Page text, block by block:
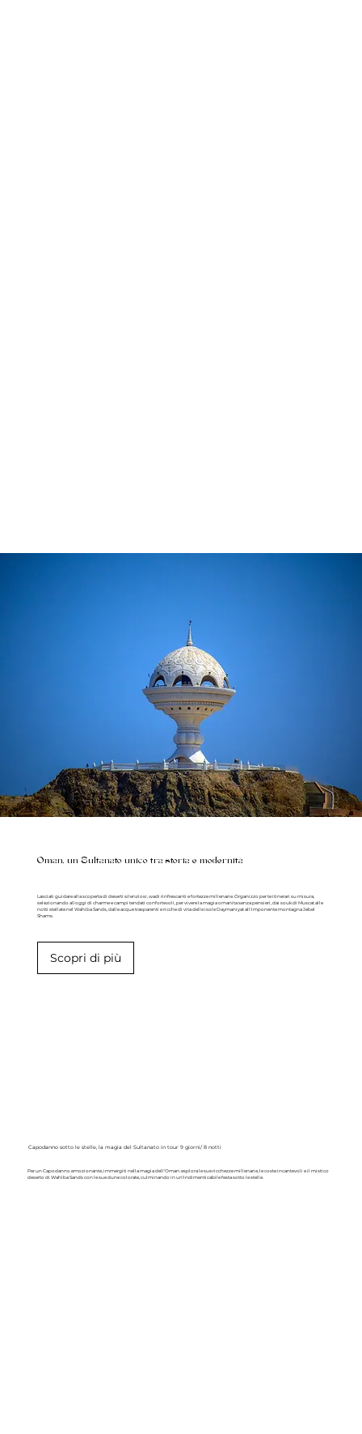
Oman, un Sultanato unico tra storia e modernità
Lasciati guidare alla scoperta di deserti silenziosi, wadi rinfrescanti e fortezze millenarie. Organizzo per te itinerari su misura,
selezionando alloggi di charme e campi tendati confortevoli, per vivere la magia omanita senza pensieri, dai souk di Muscat alle
notti stellate nel Wahiba Sands, dalle acque trasparenti e ricche di vita delle isole Daymaniyat all'imponente montagna Jebel
Shams.
Scopri di più
Per un Capodanno emozionante, immergiti nella magia dell'Oman: esplora le sue ricchezze millenarie, le coste incantevoli e il mistico
deserto di Wahiba Sands con le sue dune colorate, culminando in un'indimenticabile festa sotto le stelle.
Capodanno sotto le stelle, la magia del Sultanato in tour 9 giorni/ 8 notti